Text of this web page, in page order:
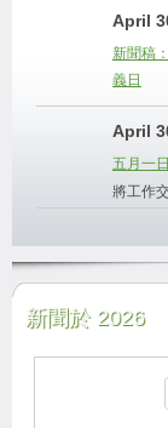
April
新聞稿
義日
April
五月一
將工作
新聞於 2026